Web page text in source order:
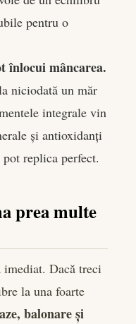
pentru o
înlocui mâncarea.
niciodată un măr
integrale vin
și antioxidanți
replica perfect.
prea multe
Dacă treci
la una foarte
balonare și